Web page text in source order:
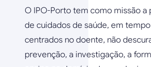
O IPO-Porto tem como missão a
de cuidados de saúde, em
centrados no doente, não
prevenção, a investigação, a